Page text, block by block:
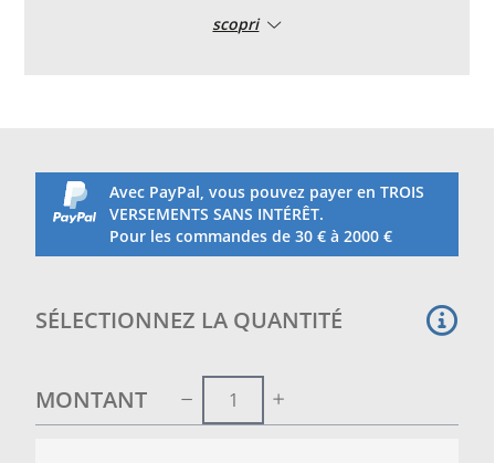
Parfait pour ancrer horizontalement et
scopri
Avec PayPal, vous pouvez payer en TROIS
VERSEMENTS SANS INTÉRÊT.
Pour les commandes de 30 € à 2000 €
SÉLECTIONNEZ LA QUANTITÉ
MONTANT